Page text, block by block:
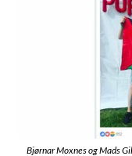
Bjørnar Moxnes og Mads